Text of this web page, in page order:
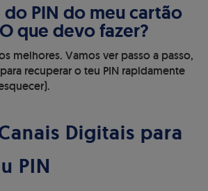
do PIN do meu cartão
que devo fazer?
melhores. Vamos ver passo a passo,
recuperar o teu PIN rapidamente
Digitais para
PIN